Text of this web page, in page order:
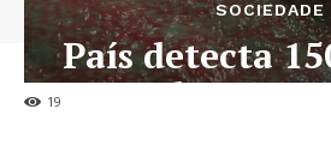
19
SOCIEDADE
País detecta
casos de